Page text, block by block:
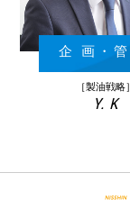
企 画・
［製油戦略］
Y. K